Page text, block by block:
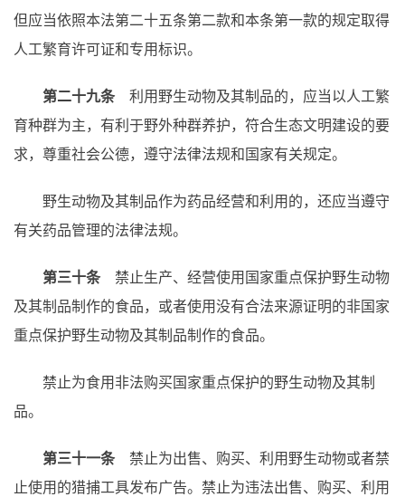
但应当依照本法第二十五条第二款和本条第一款的规定取得
人工繁育许可证和专用标识。
第二十九条 利用野生动物及其制品的，应当以人工繁
育种群为主，有利于野外种群养护，符合生态文明建设的要
求，尊重社会公德，遵守法律法规和国家有关规定。
野生动物及其制品作为药品经营和利用的，还应当遵守
有关药品管理的法律法规。
第三十条 禁止生产、经营使用国家重点保护野生动物
及其制品制作的食品，或者使用没有合法来源证明的非国家
重点保护野生动物及其制品制作的食品。
禁止为食用非法购买国家重点保护的野生动物及其制
品。
第三十一条 禁止为出售、购买、利用野生动物或者禁
止使用的猎捕工具发布广告。禁止为违法出售、购买、利用